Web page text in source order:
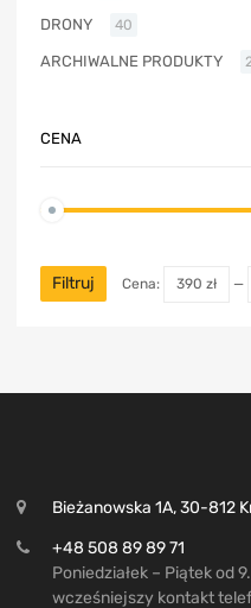
DRONY 40
ARCHIWALNE PRODUKTY
CENA
Filtruj Cena: 390 zł —
Bieżanowska 1A, 30-812
+48 508 89 89 71
Poniedziałek – Piątek od
wcześniejszy kontakt